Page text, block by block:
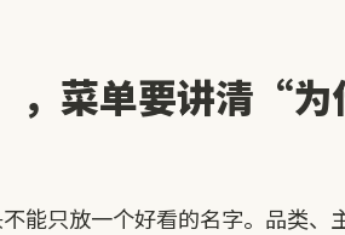
菜单要讲清“为
能只放一个好看的名字。品类、